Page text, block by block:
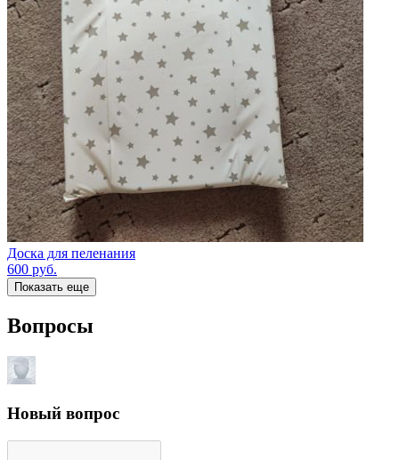
Доска для пеленания
600 руб.
Показать еще
Вопросы
Новый вопрос